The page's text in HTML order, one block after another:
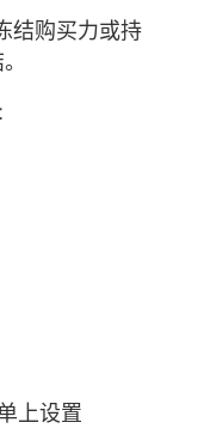
结购买力或持
上设置